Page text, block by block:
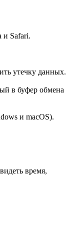
и Safari.
утечку данных.
в буфер обмена
и macOS).
время,